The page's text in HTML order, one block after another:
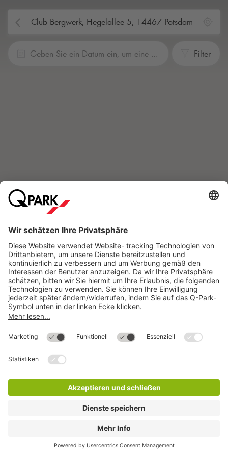
Geben Sie ein Datum ein, um eine Reservierung vorzunehmen Filter
Q-Park Forum Steglitz 2
260 Min.